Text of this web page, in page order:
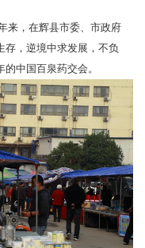
来，在辉县市委、市政府
存，逆境中求发展，不负
中国百泉药交会。